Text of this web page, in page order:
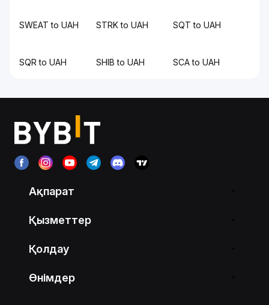
SWEAT to UAH STRK to UAH SQT to UAH
SQR to UAH SHIB to UAH SCA to UAH
Ақпарат
Қызметтер
Қолдау
Өнімдер